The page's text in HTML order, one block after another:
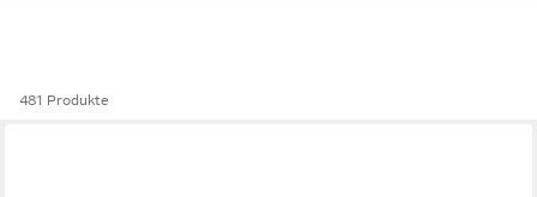
481 Produkte